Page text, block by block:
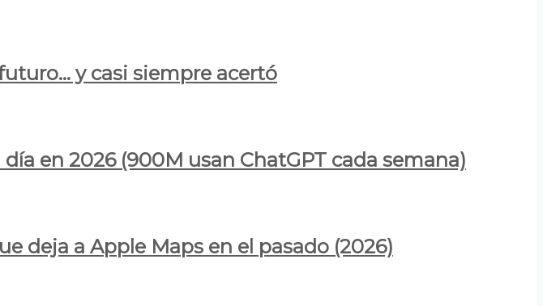
y casi siempre acertó
en 2026 (900M usan ChatGPT cada semana)
deja a Apple Maps en el pasado (2026)